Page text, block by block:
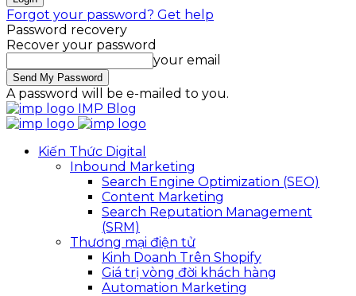
Forgot your password? Get help
Password recovery
Recover your password
your email
A password will be e-mailed to you.
IMP Blog
Kiến Thức Digital
Inbound Marketing
Search Engine Optimization (SEO)
Content Marketing
Search Reputation Management
(SRM)
Thương mại điện tử
Kinh Doanh Trên Shopify
Giá trị vòng đời khách hàng
Automation Marketing